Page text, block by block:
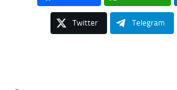
Twitter Telegram